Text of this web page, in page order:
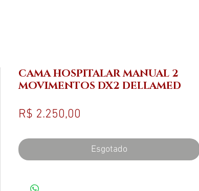
CAMA HOSPITALAR MANUAL 2
MOVIMENTOS DX2 DELLAMED
R$ 2.250,00
Esgotado